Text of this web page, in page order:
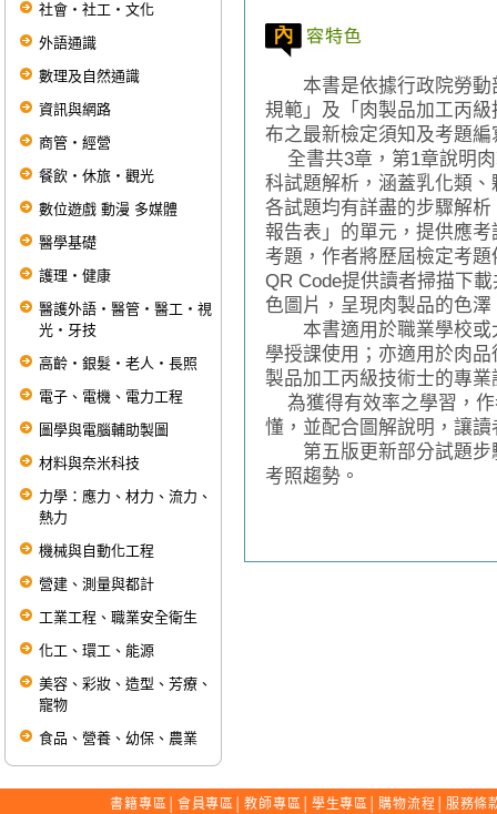
社會‧社工‧文化
外語通識
數理及自然通識
資訊與網路
商管‧經營
餐飲‧休旅‧觀光
數位遊戲 動漫 多媒體
醫學基礎
護理‧健康
醫護外語‧醫管‧醫工‧視
光‧牙技
高齡‧銀髮‧老人‧長照
電子、電機、電力工程
圖學與電腦輔助製圖
材料與奈米科技
力學：應力、材力、流力、
熱力
機械與自動化工程
營建、測量與都計
工業工程、職業安全衛生
化工、環工、能源
美容、彩妝、造型、芳療、
寵物
食品、營養、幼保、農業
本書是依據行政院勞動
規範」及「肉製品加工丙
布之最新檢定須知及考題編
全書共3章，第1章說明
科試題解析，涵蓋乳化類
各試題均有詳盡的步驟解
報告表」的單元，提供應
考題，作者將歷屆檢定考
QR Code提供讀者掃描下
色圖片，呈現肉製品的色澤
本書適用於職業學校或
學授課使用；亦適用於肉
製品加工丙級技術士的專業
為獲得有效率之學習，作
懂，並配合圖解說明，讓
第五版更新部分試題步
考照趨勢。
書籍專區 會員專區 │教師專區 學生專區 購物流程 服務條